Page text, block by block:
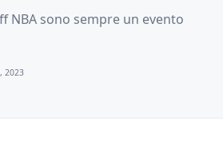
NBA sono sempre un evento
2023